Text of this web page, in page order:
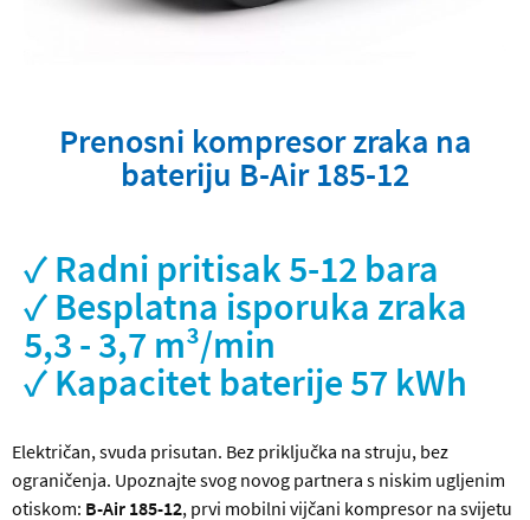
Prenosni kompresor zraka na
bateriju B-Air 185-12
✓ Radni pritisak 5-12 bara
✓ Besplatna isporuka zraka
5,3 - 3,7 m³/min
✓ Kapacitet baterije 57 kWh
Električan, svuda prisutan. Bez priključka na struju, bez
ograničenja. Upoznajte svog novog partnera s niskim ugljenim
otiskom: B-Air 185-12, prvi mobilni vijčani kompresor na svijetu